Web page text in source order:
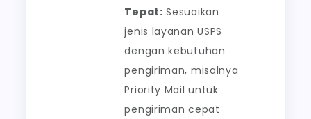
Tepat: Sesuaikan
jenis layanan USPS
dengan kebutuhan
pengiriman, misalnya
Priority Mail untuk
pengiriman cepat